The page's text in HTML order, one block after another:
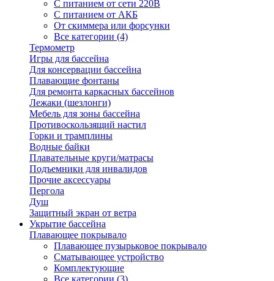
С питанием от сети 220В
С питанием от АКБ
От скиммера или форсунки
Все категории (4)
Термометр
Игры для бассейна
Для консервации бассейна
Плавающие фонтаны
Для ремонта каркасных бассейнов
Лежаки (шезлонги)
Мебель для зоны бассейна
Противоскользящий настил
Горки и трамплины
Водные байки
Плавательные круги/матрасы
Подъемники для инвалидов
Прочие аксессуары
Пергола
Душ
Защитный экран от ветра
Укрытие бассейна
Плавающее покрывало
Плавающее пузырьковое покрывало
Сматывающее устройство
Комплектующие
Все категории (3)